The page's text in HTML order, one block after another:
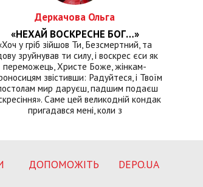
Деркачова Ольга
«НЕХАЙ ВОСКРЕСНЕ БОГ…»
у гріб зійшов Ти, Безсмертний, та
зруйнував ти силу, і воскрес єси як
переможець, Христе Боже, жінкам-
звістивши: Радуйтеся, і Твоїм
мир даруєш, падшим подаєш
Саме цей великодній кондак
пригадався мені, коли з
ДОПОМОЖІТЬ DEPO.UA